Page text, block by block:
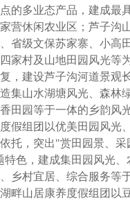
的多业态产品，建成最
营休闲农业区；芦子沟
省级文保苏家寨、小高
家村及山地田园风光等
，建设芦子沟河道景观
集山水湖塘风光、森林
田园等于一体的乡韵风
假组团以优美田园风光
托，突出"赏田园景、采
特色，建成集田园风光、
乡村宜居、综合服务等
畔山居康养度假组团以